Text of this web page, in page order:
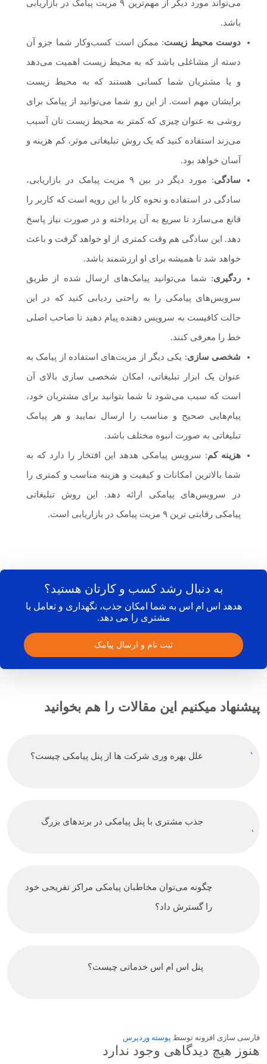
می‌تواند مورد دیگر از مهم‌ترین ۹ مزیت پیامک در بازاریابی
باشد.
دوست محیط زیست: ممکن است کسب‌و‌کار شما جزو آن
دسته از مشاغلی باشد که به محیط زیست اهمیت می‌دهد
و یا مشتریان شما کسانی هستند که به محیط زیست
برایشان مهم است. از این رو شما می‌توانید از پیامک برای
روشی به عنوان چیزی که کمتر به محیط زیست تان آسیب
می‌زند استفاده کنید که یک روش تبلیغاتی موثر، کم هزینه و
آسان خواهد بود.
سادگی : مورد دیگر در بین ۹ مزیت پیامک در بازاریابی،
سادگی در استفاده و نحوه کار با این رویه است که کاربر را
قانع می‌سازد تا سریع به آن پرداخته و در صورت نیاز پاسخ
دهد. این سادگی هم وقت کمتری از او خواهد گرفت و باعث
خواهد شد تا همیشه برای او ارزشمند باشد.
ردگیری: شما می‌توانید پیامک‌های ارسال شده از طریق
سرویس‌های پیامکی را به راحتی ردیابی کنید که در این
حالت کافیست به سرویس دهنده پیام دهید تا صاحب اصلی
خط را معرفی کنند.
شخصی سازی: یکی دیگر از مزیت‌های استفاده از پیامک به
عنوان یک ابزار تبلیغاتی، امکان شخصی سازی بالای آن
است که سبب می‌شود تا شما بتوانید برای مشتریان خود،
پیام‌هایی صحیح و مناسب را ارسال نمایید و هر پیامک
تبلیغاتی به صورت انبوه مختلف باشد.
هزینه کم: سرویس پیامکی هدهد این افتخار را دارد که به
شما بالاترین امکانات و کیفیت و هزینه مناسب و کمتری را
در سرویس‌های پیامکی ارائه دهد. این روش تبلیغاتی
پیامکی رقابتی ترین ۹ مزیت پیامک در بازاریابی است.
به دنبال رشد کسب و کارتان هستید؟
هدهد اس ام اس به شما امکان جذب، نگهداری و تعامل با
مشتری را می دهد.
ثبت نام و ارسال پیامک
پیشنهاد میکنیم این مقالات را هم بخوانید
علل بهره وری شرکت ها از پنل پیامکی چیست؟
جذب مشتری با پنل پیامکی در برندهای بزرگ
چگونه می‌توان مخاطبان پیامکی مراکز تفریحی خود
را گسترش داد؟
پنل اس ام اس خدماتی چیست؟
فارسی سازی افزونه توسط پوسته وردپرس
هنوز هیچ دیدگاهی وجود ندارد